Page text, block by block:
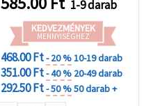
1-9 darab
KEDVEZMÉNYEK
MENNYISÉGHEZ
468.00 Ft- 20 %10-19 darab
351.00 Ft- 40 % 20-49 darab
292.50 Ft- 50 %50 darab +